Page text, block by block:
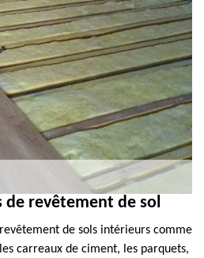
de revêtement de sol
de sols intérieurs comme
carreaux de ciment, les parquets,